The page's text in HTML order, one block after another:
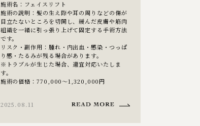
施術名：フェイスリフト
施術の説明：髪の生え際や耳の周りなどの傷が
目立たないところを切開し、緩んだ皮膚や筋肉
組織を一緒に引っ張り上げて固定する手術方法
です。
リスク・副作用：腫れ・内出血・感染・つっぱ
り感・たるみが残る場合があります。
※トラブルが生じた場合、適宜対応いたしま
す。
施術の価格：770,000～1,320,000円
2025.08.11